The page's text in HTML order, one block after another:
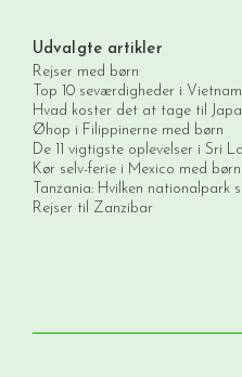
Udvalgte artikler
Rejser med børn
Top 10 seværdigheder i Vietnam
Hvad koster det at tage til
Øhop i Filippinerne med børn
De 11 vigtigste oplevelser i Sri
Kør selv-ferie i Mexico med børn
Tanzania: Hvilken nationalpark
Rejser til Zanzibar